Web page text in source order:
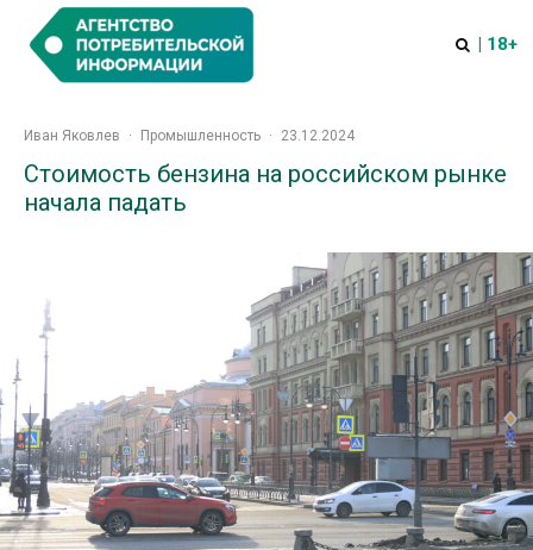
| 18+
Иван Яковлев · Промышленность · 23.12.2024
Стоимость бензина на российском рынке
начала падать